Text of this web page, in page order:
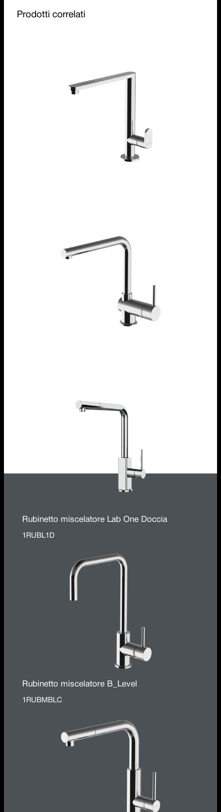
Prodotti correlati
Rubinetto miscelatore Lab One Doccia
1RUBL1D
Rubinetto miscelatore B_Level
1RUBMBLC